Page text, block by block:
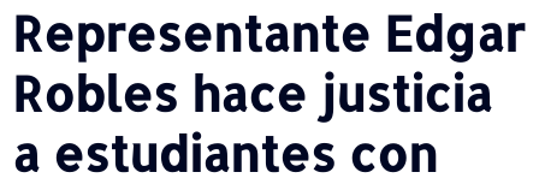
Representante Edgar
Robles hace justicia
a estudiantes con